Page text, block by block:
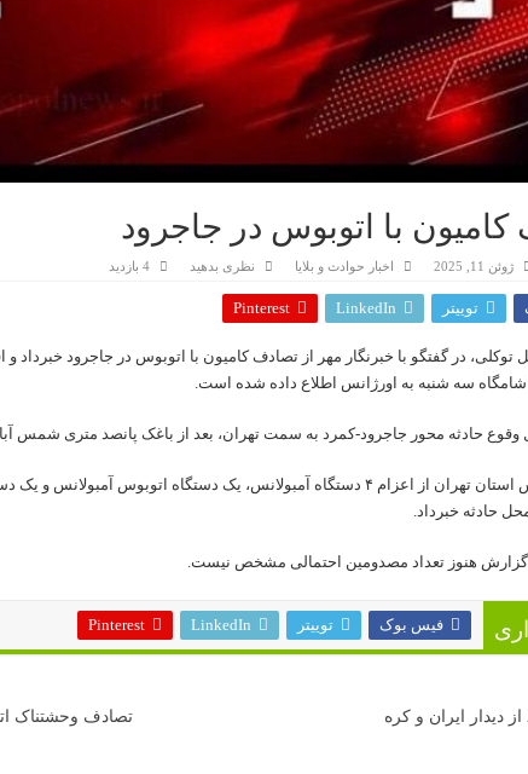
با اتوبوس در جاجرود
ژوئن 11, 2025 اخبار حوادث و بلایا نظری بدهید 4 بازدید
توییتر LinkedIn
Pinterest
در گفتگو با خبرنگار مهر از تصادف کامیون با اتوبوس در جاجرود خبرداد و
حادثه محور جاجرود-کمرد به سمت تهران، بعد از باغک پانصد متری شمس
رئیس اورژانس استان تهران از اعزام ۴ دستگاه آمبولانس، یک دستگاه اتوبوس آمبولانس
حادثه خبرداد.
هنوز تعداد مصدومین احتمالی مشخص نیست.
فیس بوک توییتر LinkedIn
Pinterest
آمار AFC از دیدار ایران و کره
تصادف وحشتناک